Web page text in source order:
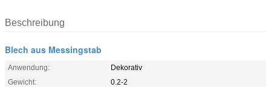
Beschreibung
Blech aus Messingstab
Anwendung:
Dekorativ
Gewicht:
0.2-2